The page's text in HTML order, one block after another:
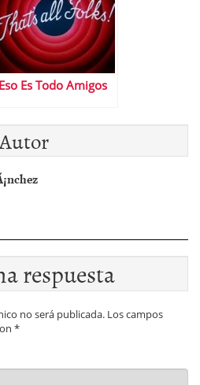
Eso Es Todo Amigos
respuesta
no será publicada. Los campos
*